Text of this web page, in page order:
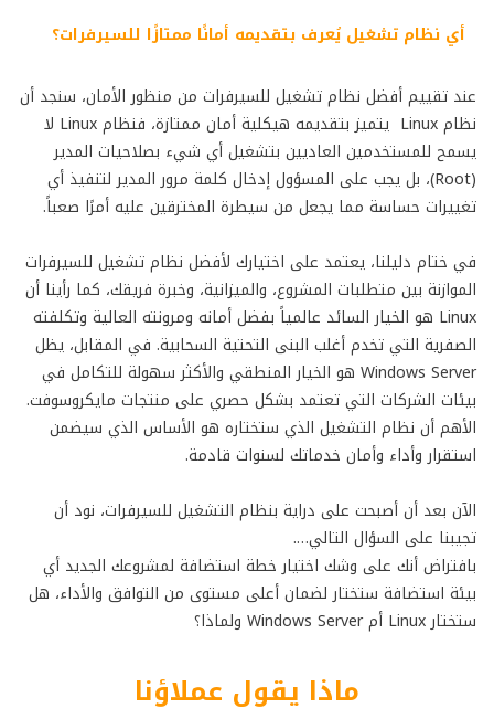
أي نظام تشغيل يُعرف بتقديمه أمانًا ممتازًا للسيرفرات؟
عند تقييم أفضل نظام تشغيل للسيرفرات من منظور الأمان، سنجد أن
نظام Linux يتميز بتقديمه هيكلية أمان ممتازة، فنظام Linux لا
يسمح للمستخدمين العاديين بتشغيل أي شيء بصلاحيات المدير
(Root)، بل يجب على المسؤول إدخال كلمة مرور المدير لتنفيذ أي
تغييرات حساسة مما يجعل من سيطرة المخترقين عليه أمرًا صعباً.
في ختام دليلنا، يعتمد على اختيارك لأفضل نظام تشغيل للسيرفرات
الموازنة بين متطلبات المشروع، والميزانية، وخبرة فريقك، كما رأينا أن
Linux هو الخيار السائد عالمياً بفضل أمانه ومرونته العالية وتكلفته
الصفرية التي تخدم أغلب البنى التحتية السحابية. في المقابل، يظل
Windows Server هو الخيار المنطقي والأكثر سهولة للتكامل في
بيئات الشركات التي تعتمد بشكل حصري على منتجات مايكروسوفت.
الأهم أن نظام التشغيل الذي ستختاره هو الأساس الذي سيضمن
استقرار وأداء وأمان خدماتك لسنوات قادمة.
الآن بعد أن أصبحت على دراية بنظام التشغيل للسيرفرات، نود أن
تجيبنا على السؤال التالي….
بافتراض أنك على وشك اختيار خطة استضافة لمشروعك الجديد أي
بيئة استضافة ستختار لضمان أعلى مستوى من التوافق والأداء، هل
ستختار Linux أم Windows Server ولماذا؟
ماذا يقول عملاؤنا